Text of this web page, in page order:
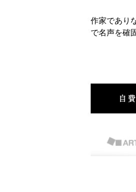
作家であり
で名声を確